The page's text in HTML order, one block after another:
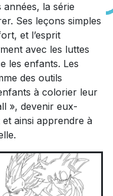
années, la série
Ses leçons simples
et l’esprit
avec les luttes
les enfants. Les
des outils
à colorier leur
», devenir eux-
et ainsi apprendre à